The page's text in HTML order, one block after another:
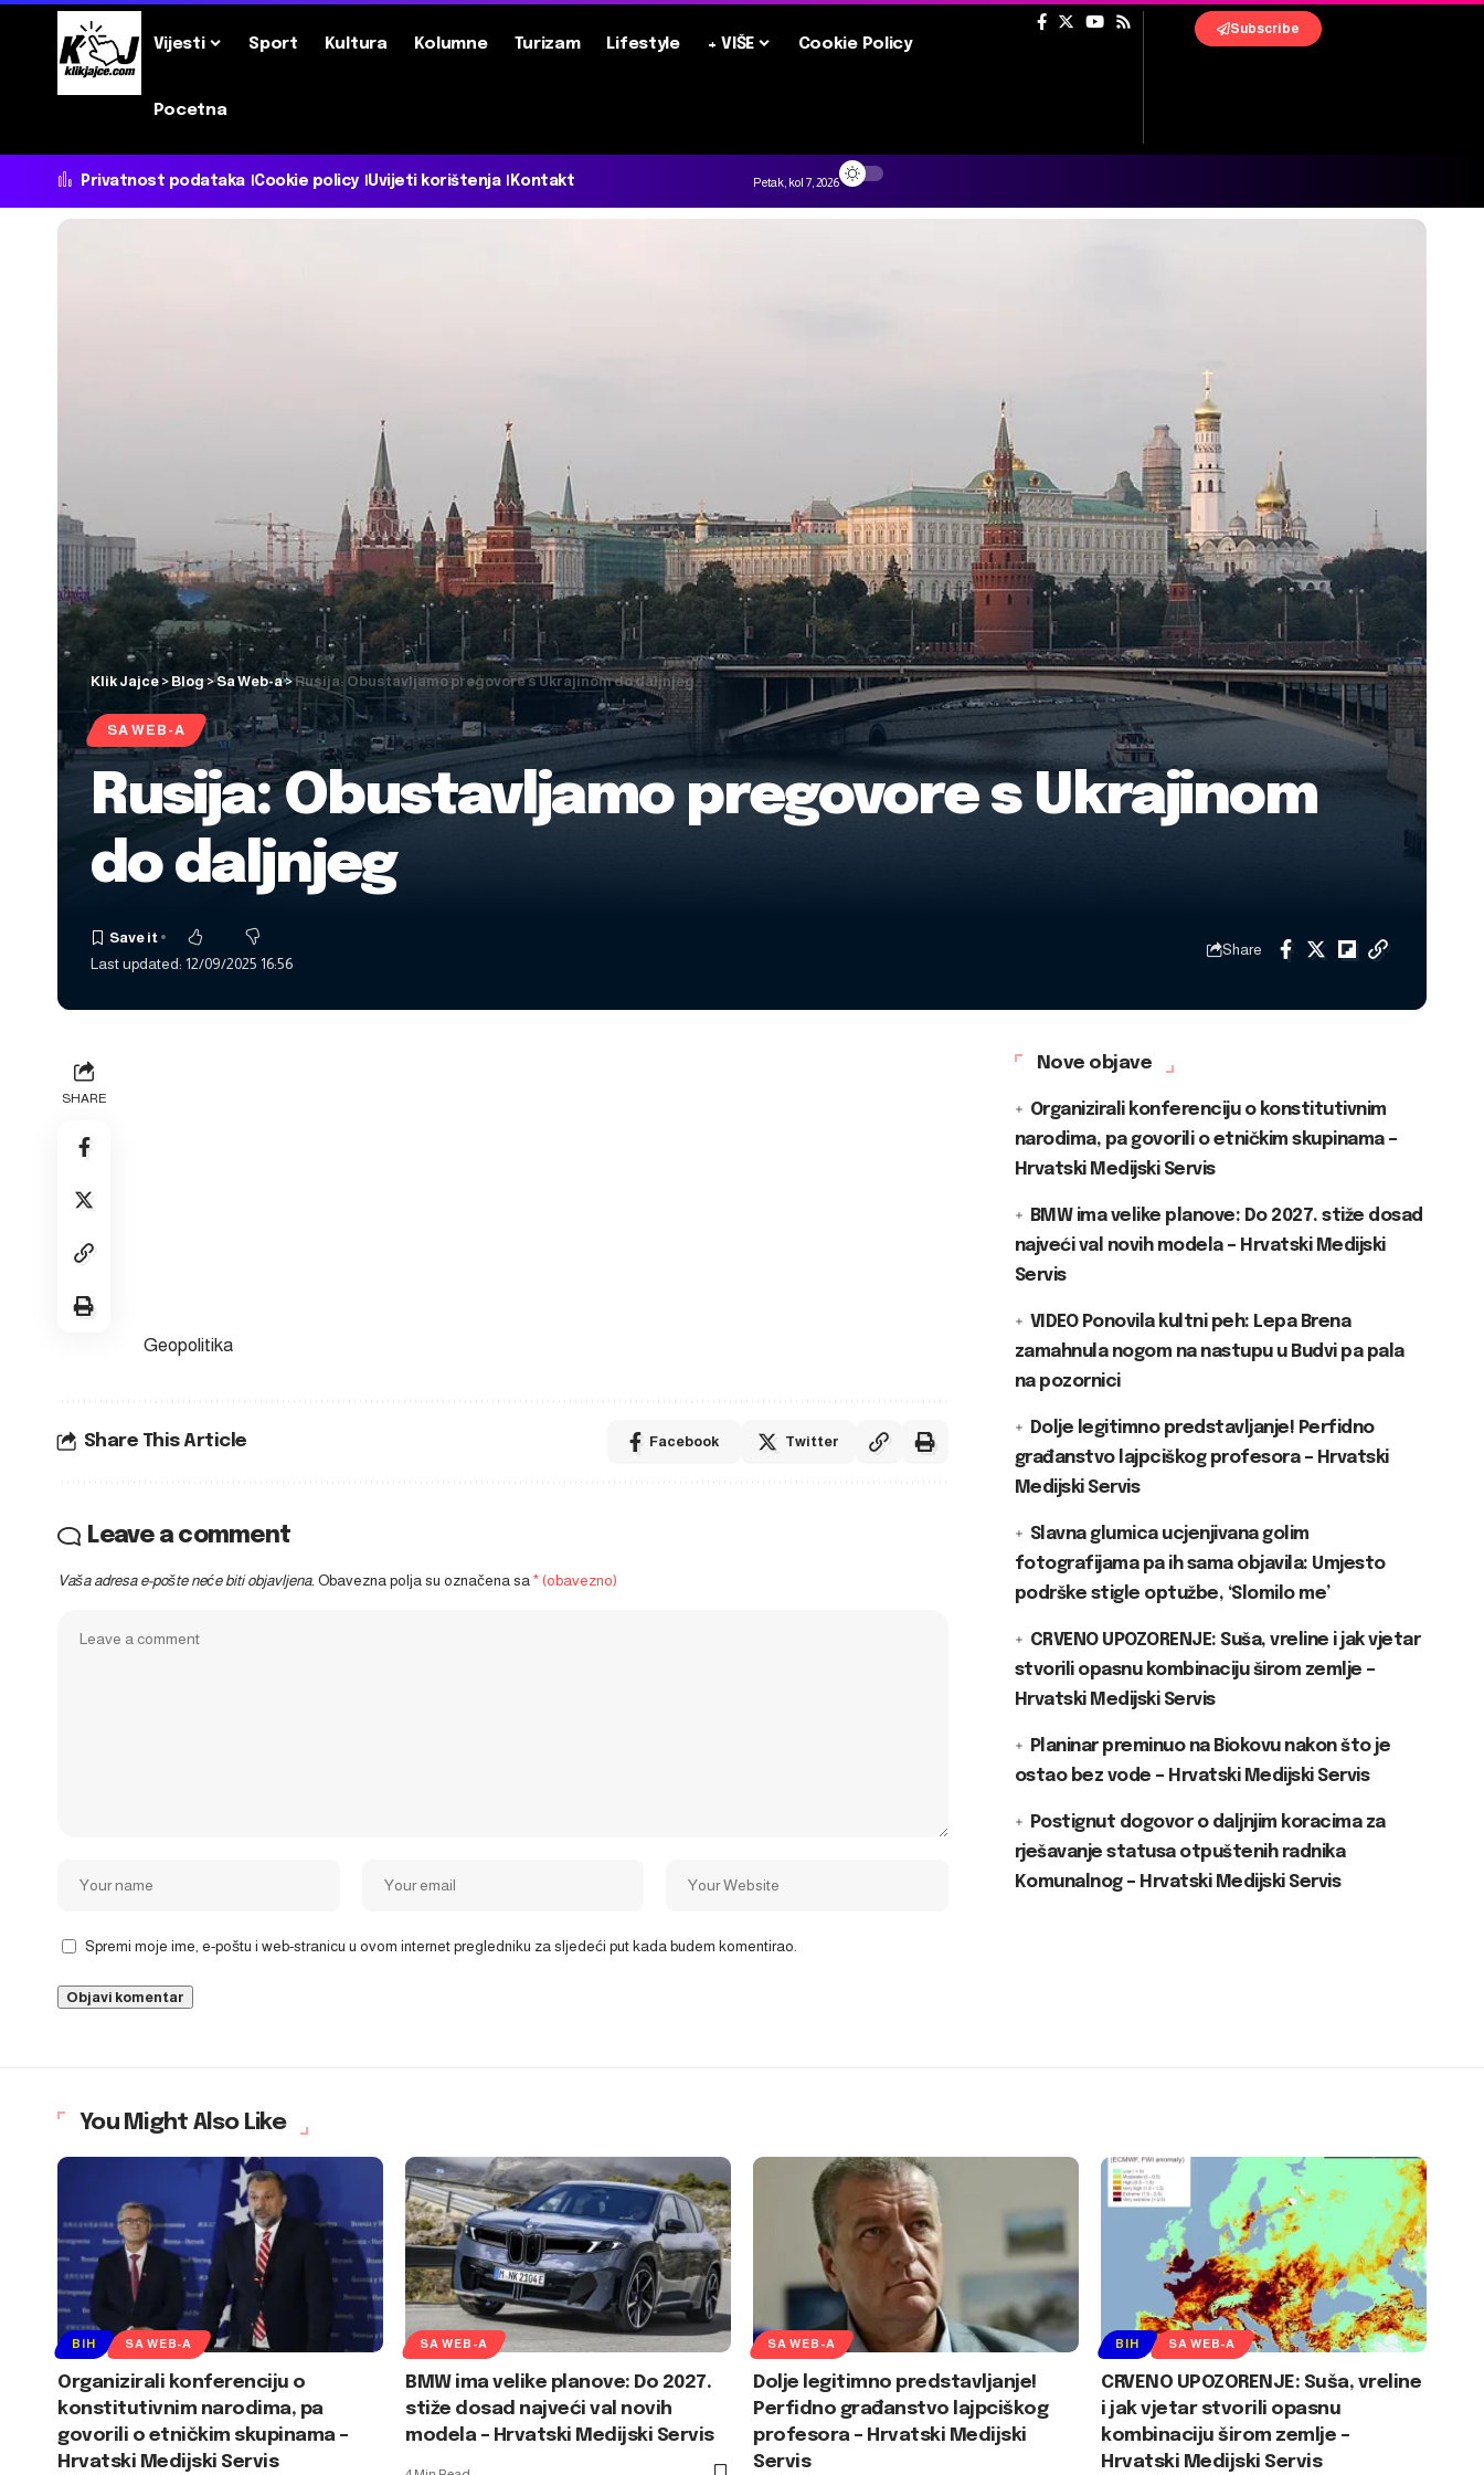
Vijesti Sport Kultura Kolumne Turizam Lifestyle + VIŠE Cookie Policy
Pocetna
Subscribe
Privatnost podataka Cookie policy Uvijeti korištenja Kontakt Petak, kol 7, 2026
Klik Jajce > Blog>Sa Web-a>Rusija: Obustavljamo pregovore s Ukrajinom do daljnjeg
SA WEB-A
Rusija: Obustavljamo pregovore s Ukrajinom
do daljnjeg
Last updated: 12/09/2025 16:56
Share
SHARE
Geopolitika
Share This Article Facebook Twitter
Leave a comment
Vaša adresa e-pošte neće biti objavljena. Obavezna polja su označena sa * (obavezno)
Spremi moje ime, e-poštu i web-stranicu u ovom internet pregledniku za sljedeći put kada budem komentirao.
Nove objave
Organizirali konferenciju o konstitutivnim
narodima, pa govorili o etničkim skupinama –
Hrvatski Medijski Servis
BMW ima velike planove: Do 2027. stiže dosad
najveći val novih modela – Hrvatski Medijski
Servis
VIDEO Ponovila kultni peh: Lepa Brena
zamahnula nogom na nastupu u Budvi pa pala
na pozornici
Dolje legitimno predstavljanje! Perfidno
građanstvo lajpciškog profesora – Hrvatski
Medijski Servis
Slavna glumica ucjenjivana golim
fotografijama pa ih sama objavila: Umjesto
podrške stigle optužbe, ‘Slomilo me’
CRVENO UPOZORENJE: Suša, vreline i jak vjetar
stvorili opasnu kombinaciju širom zemlje –
Hrvatski Medijski Servis
Planinar preminuo na Biokovu nakon što je
ostao bez vode – Hrvatski Medijski Servis
Postignut dogovor o daljnjim koracima za
rješavanje statusa otpuštenih radnika
Komunalnog – Hrvatski Medijski Servis
You Might Also Like
BIH SA WEB-A
Organizirali konferenciju o
konstitutivnim narodima, pa
govorili o etničkim skupinama –
Hrvatski Medijski Servis
SA WEB-A
BMW ima velike planove: Do 2027.
stiže dosad najveći val novih
modela – Hrvatski Medijski Servis
SA WEB-A
Dolje legitimno predstavljanje!
Perfidno građanstvo lajpciškog
profesora – Hrvatski Medijski
Servis
BIH SA WEB-A
CRVENO UPOZORENJE: Suša, vreline
i jak vjetar stvorili opasnu
kombinaciju širom zemlje –
Hrvatski Medijski Servis